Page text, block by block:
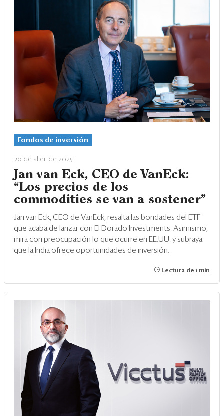
Fondos de inversión
20 de abril de 2025
Jan van Eck, CEO de VanEck:
“Los precios de los
commodities se van a sostener”
Jan van Eck, CEO de VanEck, resalta las bondades del ETF
que acaba de lanzar con El Dorado Investments. Asimismo,
mira con preocupación lo que ocurre en EE.UU. y subraya
que la India ofrece oportunidades de inversión.
Lectura de 1 min